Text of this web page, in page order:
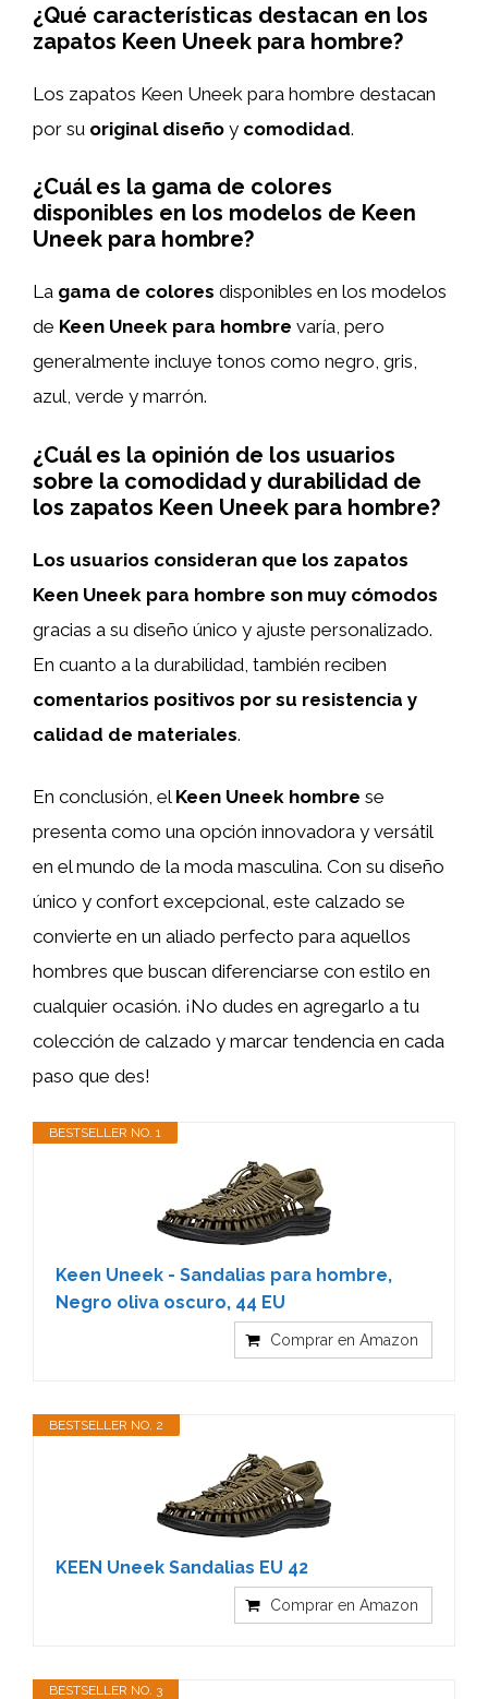
¿Qué características destacan en los
zapatos Keen Uneek para hombre?
Los zapatos Keen Uneek para hombre destacan
por su original diseño y comodidad.
¿Cuál es la gama de colores
disponibles en los modelos de Keen
Uneek para hombre?
La gama de colores disponibles en los modelos
de Keen Uneek para hombre varía, pero
generalmente incluye tonos como negro, gris,
azul, verde y marrón.
¿Cuál es la opinión de los usuarios
sobre la comodidad y durabilidad de
los zapatos Keen Uneek para hombre?
Los usuarios consideran que los zapatos
Keen Uneek para hombre son muy cómodos
gracias a su diseño único y ajuste personalizado.
En cuanto a la durabilidad, también reciben
comentarios positivos por su resistencia y
calidad de materiales.
En conclusión, el Keen Uneek hombre se
presenta como una opción innovadora y versátil
en el mundo de la moda masculina. Con su diseño
único y confort excepcional, este calzado se
convierte en un aliado perfecto para aquellos
hombres que buscan diferenciarse con estilo en
cualquier ocasión. ¡No dudes en agregarlo a tu
colección de calzado y marcar tendencia en cada
paso que des!
BESTSELLER NO. 1
Keen Uneek - Sandalias para hombre,
Negro oliva oscuro, 44 EU
Comprar en Amazon
BESTSELLER NO. 2
KEEN Uneek Sandalias EU 42
Comprar en Amazon
BESTSELLER NO. 3